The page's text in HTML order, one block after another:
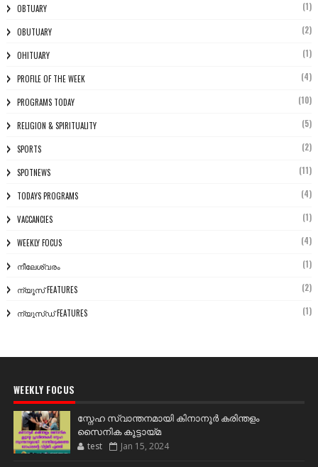
OBTUARY (1)
OBUTUARY (2)
OHITUARY (1)
PROFILE OF THE WEEK (4)
PROGRAMS TODAY (10)
RELIGION & SPIRITUALITY (5)
SPORTS (2)
SPOTNEWS (11)
TODAYS PROGRAMS (4)
VACCANCIES (1)
WEEKLY FOCUS (4)
നീലേശ്വരം (1)
ന്യൂസ് FEATURES (2)
ന്യൂസ്ഡ് FEATURES (1)
WEEKLY FOCUS
സ്നേഹ സ്വാന്തനമായി കിനാനൂർ കരിന്തളം
സൈനിക കൂട്ടായ്മ
test Jan 15, 2024